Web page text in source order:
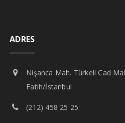
ADRES
Nişanca Mah. Türkeli Cad
Fatih/İstanbul
(212) 458 25 25